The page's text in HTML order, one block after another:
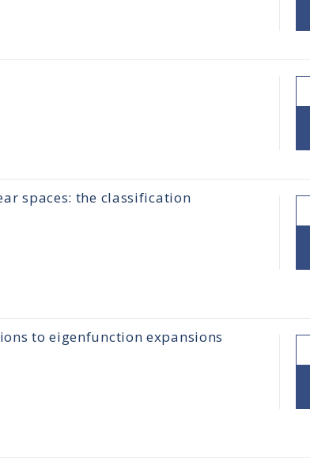
spaces: the classification
to eigenfunction expansions